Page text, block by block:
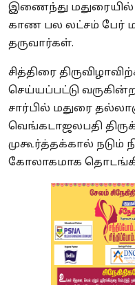
இணைந்து மதுரையில்
காண பல லட்சம் பேர்
தருவார்கள்.
சித்திரை
செய்யப்பட்டு
சார்பில் மதுரை
வெங்கடாஜலபதி
முகூர்த்தக்கால் நடும்
கோலாகமாக